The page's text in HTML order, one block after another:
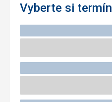
Vyberte si termín